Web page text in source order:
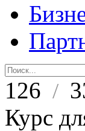
126 /
Курс